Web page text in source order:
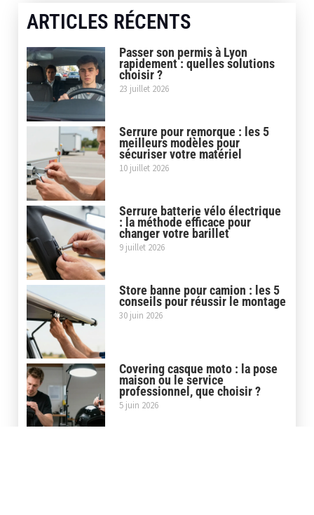
ARTICLES RÉCENTS
Passer son permis à Lyon
rapidement : quelles solutions
choisir ?
23 juillet 2026
Serrure pour remorque : les 5
meilleurs modèles pour
sécuriser votre matériel
10 juillet 2026
Serrure batterie vélo électrique
: la méthode efficace pour
changer votre barillet
9 juillet 2026
Store banne pour camion : les 5
conseils pour réussir le montage
30 juin 2026
Covering casque moto : la pose
maison ou le service
professionnel, que choisir ?
5 juin 2026